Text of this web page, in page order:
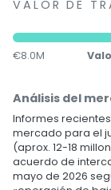
VALOR DE
€8.0M
Análisis del
Informes
mercado para el
(aprox. 12-18
acuerdo de
mayo de 2026